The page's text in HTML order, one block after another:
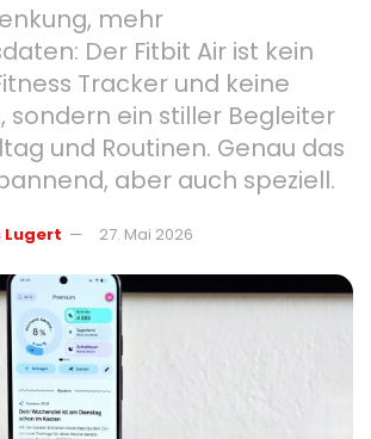
mehr
Der Fitbit Air ist kein
Tracker und keine
sondern ein stiller Begleiter
und Routinen. Genau das
aber auch speziell.
Lugert 27. Mai 2026